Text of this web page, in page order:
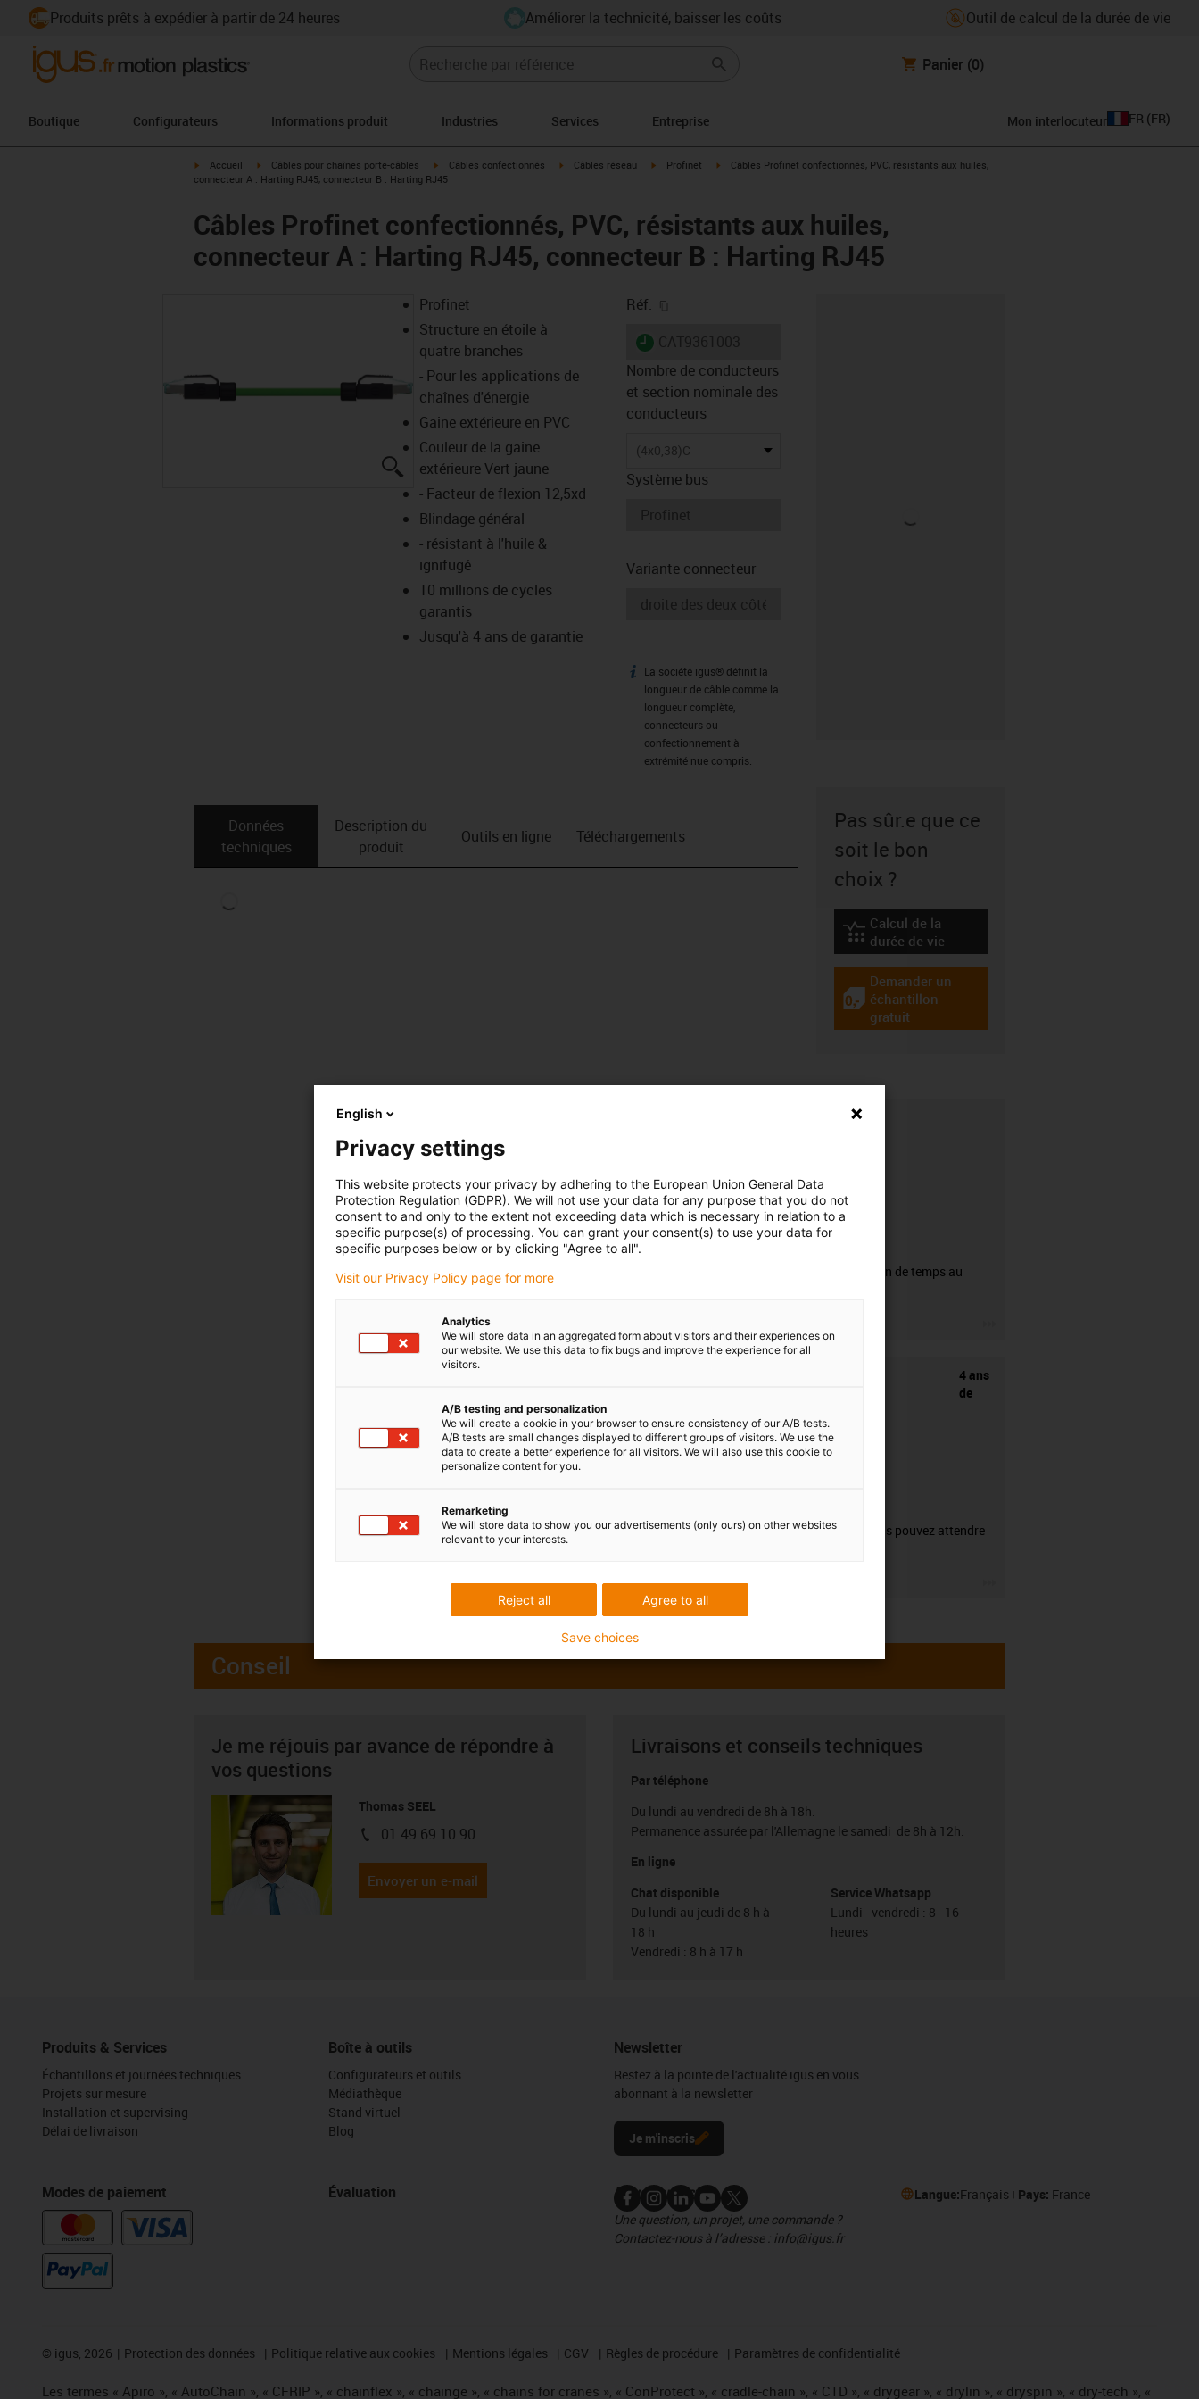
Produits prêts à expédier à partir de 24 heures Améliorer la technicité, baisser les coûts Outil de calcul de la durée de vie
Panier (0)
Boutique Configurateurs Informations produit Industries Services Entreprise Mon interlocuteur FR (FR)
igus-icon-arrow-right
Accueil igus-icon-arrow-right
Câbles pour chaînes porte-câbles igus-icon-arrow-right
Câbles confectionnés igus-icon-arrow-right
Câbles réseau igus-icon-arrow-right
Profinet igus-icon-arrow-right
Câbles Profinet confectionnés, PVC, résistants aux huiles,
connecteur A : Harting RJ45, connecteur B : Harting RJ45
Câbles Profinet confectionnés, PVC, résistants aux huiles,
connecteur A : Harting RJ45, connecteur B : Harting RJ45
igus-icon-lupe
Profinet
Structure en étoile à
quatre branches
- Pour les applications de
chaînes d'énergie
Gaine extérieure en PVC
Couleur de la gaine
extérieure Vert jaune
- Facteur de flexion 12,5xd
Blindage général
- résistant à l'huile &
ignifugé
10 millions de cycles
garantis
Jusqu'à 4 ans de garantie
Réf.
igus-icon-lieferzeit
Nombre de conducteurs
et section nominale des
conducteurs
(4x0,38)C
Système bus
Variante connecteur
igus-icon-info
La société igus® définit la
longueur de câble comme la
longueur complète,
connecteurs ou
confectionnement à
extrémité nue compris.
Données
techniques
Description du
produit
Outils en ligne Téléchargements
Pas sûr.e que ce
soit le bon
choix ?
igus-icon-lebensdauerrechner
Calcul de la
durée de vie
igus-icon-gratismuster
Demander un
échantillon
gratuit
CFRIP®
50% de gain de temps au
4 ans
de
Ce que vous pouvez attendre
Conseil
Je me réjouis par avance de répondre à
vos questions
Thomas SEEL
igus-icon-phone
01.49.69.10.90
Envoyer un e-mail
Livraisons et conseils techniques
Par téléphone
Du lundi au vendredi de 8h à 18h.
Permanence assurée par l'Allemagne le samedi de 8h à 12h.
En ligne
Chat disponible
Du lundi au jeudi de 8 h à
18 h
Vendredi : 8 h à 17 h
Service Whatsapp
Lundi - vendredi : 8 - 16
heures
Produits & Services
Échantillons et journées techniques
Projets sur mesure
Installation et supervising
Délai de livraison
Modes de paiement
Boîte à outils
Configurateurs et outils
Médiathèque
Stand virtuel
Blog
Évaluation
Newsletter
Restez à la pointe de l'actualité igus en vous
abonnant à la newsletter
Je m'inscris
Nous contacter
Une question, un projet, une commande ?
Contactez-nous à l’adresse : info@igus.fr
Langue:Français Pays: France
© igus, 2026 Protection des données Politique relative aux cookies Mentions légales CGV Règles de procédure Paramètres de confidentialité
Les termes « Apiro », « AutoChain », « CFRIP », « chainflex », « chainge », « chains for cranes », « ConProtect », « cradle-chain », « CTD », « drygear », « drylin », « dryspin », « dry-tech », «
English
Privacy settings
This website protects your privacy by adhering to the European Union General Data
Protection Regulation (GDPR). We will not use your data for any purpose that you do not
consent to and only to the extent not exceeding data which is necessary in relation to a
specific purpose(s) of processing. You can grant your consent(s) to use your data for
specific purposes below or by clicking "Agree to all".
Visit our Privacy Policy page for more
Analytics
We will store data in an aggregated form about visitors and their experiences on
our website. We use this data to fix bugs and improve the experience for all
visitors.
A/B testing and personalization
We will create a cookie in your browser to ensure consistency of our A/B tests.
A/B tests are small changes displayed to different groups of visitors. We use the
data to create a better experience for all visitors. We will also use this cookie to
personalize content for you.
Remarketing
We will store data to show you our advertisements (only ours) on other websites
relevant to your interests.
Agree to all
Reject all
Save choices